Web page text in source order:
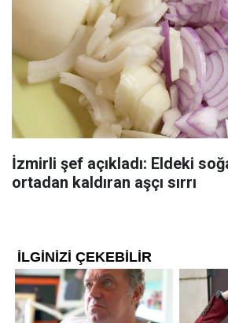
İzmirli şef açıkladı: Eldeki
ortadan kaldıran aşçı sırrı